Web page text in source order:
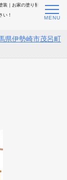
装｜お家の塗り替
い！
県伊勢崎市茂呂町